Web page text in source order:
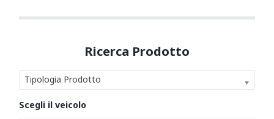
Tipologia Prodotto